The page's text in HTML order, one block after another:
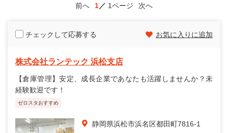
前へ 1 1ページ 次へ
チェックして応募する お気に入りに追加
株式会社ランテック 浜松支店
【倉庫管理】安定、成長企業であなたも活躍しませんか？未
経験歓迎です！
ゼロスタおすすめ
静岡県浜松市浜名区都田町7816-1